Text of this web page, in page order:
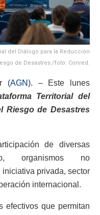
del Diálogo para la Reducción
de Desastres./foto: Conred.
(AGN). – Este lunes
Territorial del
Riesgo de Desastres
de diversas
organismos no
privada, sector
internacional.
efectivos que permitan